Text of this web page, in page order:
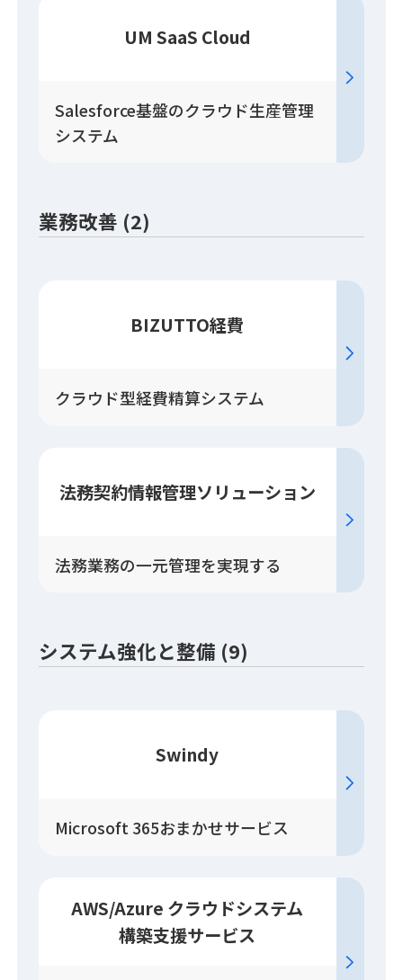
UM SaaS Cloud
Salesforce基盤のクラウド生産管理
システム
業務改善 (2)
BIZUTTO経費
クラウド型経費精算システム
法務契約情報管理ソリューション
法務業務の一元管理を実現する
システム強化と整備 (9)
Swindy
Microsoft 365おまかせサービス
AWS/Azure クラウドシステム
構築支援サービス